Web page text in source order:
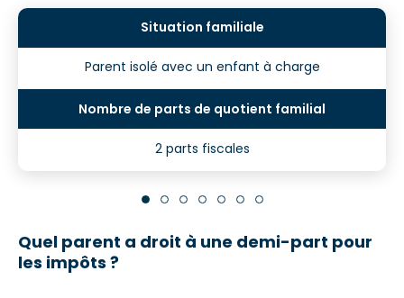
Parent isolé avec un enfant à charge
2 parts fiscales
Quel parent a droit à une demi-part pour
les impôts ?